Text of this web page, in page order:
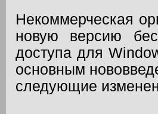
Некоммерческая
новую версию
доступа для
основным
следующие